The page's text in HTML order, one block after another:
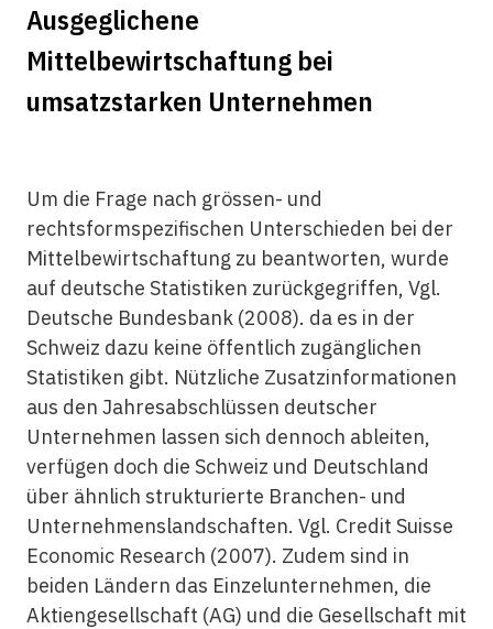
Ausgeglichene
Mittelbewirtschaftung bei
umsatzstarken Unternehmen
Um die Frage nach grössen- und
rechtsformspezifischen Unterschieden bei der
Mittelbewirtschaftung zu beantworten, wurde
auf deutsche Statistiken zurückgegriffen, Vgl.
Deutsche Bundesbank (2008). da es in der
Schweiz dazu keine öffentlich zugänglichen
Statistiken gibt. Nützliche Zusatzinformationen
aus den Jahresabschlüssen deutscher
Unternehmen lassen sich dennoch ableiten,
verfügen doch die Schweiz und Deutschland
über ähnlich strukturierte Branchen- und
Unternehmenslandschaften. Vgl. Credit Suisse
Economic Research (2007). Zudem sind in
beiden Ländern das Einzelunternehmen, die
Aktiengesellschaft (AG) und die Gesellschaft mit